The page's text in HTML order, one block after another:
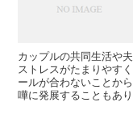
カップルの共同生活や
ストレスがたまりやす
ールが合わないことか
嘩に発展することもあ